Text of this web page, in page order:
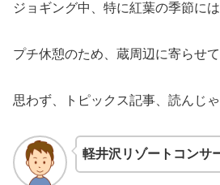
ジョギング中、特に紅葉の季節には
プチ休憩のため、蔵周辺に寄らせて
思わず、トピックス記事、読んじゃ
軽井沢リゾートコンサ